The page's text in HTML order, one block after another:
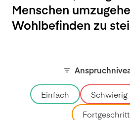
Menschen
Wohlbefinden zu
Einfach Schwierig